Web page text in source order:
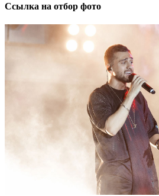
Ссылка на отбор фото